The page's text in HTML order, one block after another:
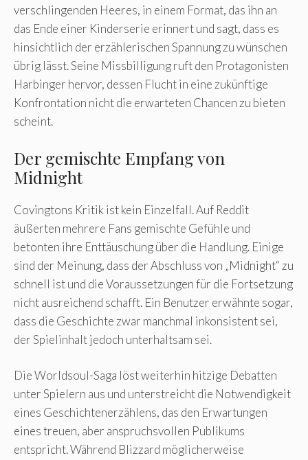
verschlingenden Heeres, in einem Format, das ihn an
das Ende einer Kinderserie erinnert und sagt, dass es
hinsichtlich der erzählerischen Spannung zu wünschen
übrig lässt. Seine Missbilligung ruft den Protagonisten
Harbinger hervor, dessen Flucht in eine zukünftige
Konfrontation nicht die erwarteten Chancen zu bieten
scheint.
Der gemischte Empfang von
Midnight
Covingtons Kritik ist kein Einzelfall. Auf Reddit
äußerten mehrere Fans gemischte Gefühle und
betonten ihre Enttäuschung über die Handlung. Einige
sind der Meinung, dass der Abschluss von „Midnight“ zu
schnell ist und die Voraussetzungen für die Fortsetzung
nicht ausreichend schafft. Ein Benutzer erwähnte sogar,
dass die Geschichte zwar manchmal inkonsistent sei,
der Spielinhalt jedoch unterhaltsam sei.
Die Worldsoul-Saga löst weiterhin hitzige Debatten
unter Spielern aus und unterstreicht die Notwendigkeit
eines Geschichtenerzählens, das den Erwartungen
eines treuen, aber anspruchsvollen Publikums
entspricht. Während Blizzard möglicherweise